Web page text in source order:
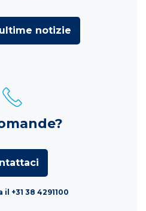
notizie
+31 38 4291100